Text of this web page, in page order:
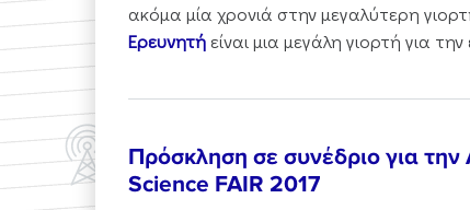
ακόμα μία χρονιά στην μεγαλύτερη
Ερευνητή είναι μια μεγάλη γιορτή για
Πρόσκληση σε συνέδριο για την
Science FAIR 2017